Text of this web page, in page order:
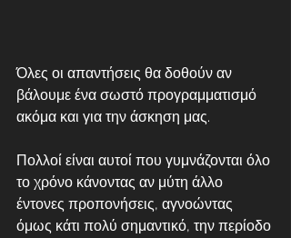
Όλες οι απαντήσεις θα δοθούν αν
βάλουμε ένα σωστό προγραμματισμό
ακόμα και για την άσκηση μας.
Πολλοί είναι αυτοί που γυμνάζονται όλο
το χρόνο κάνοντας αν μύτη άλλο
έντονες προπονήσεις, αγνοώντας
όμως κάτι πολύ σημαντικό, την περίοδο